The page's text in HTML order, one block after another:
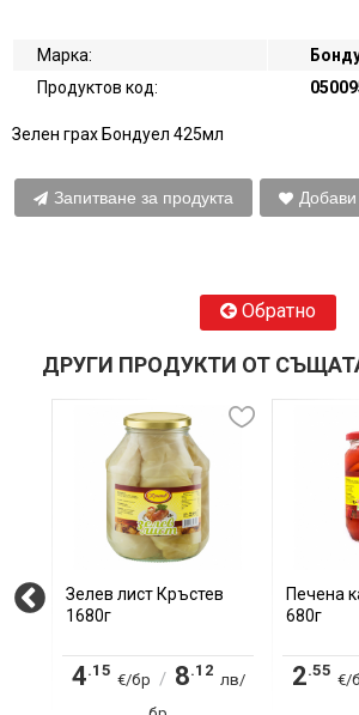
Марка:
Продуктов код:
Зелен грах Бондуел 425мл
Запитване за продукта
Обратно
ДРУГИ ПРОДУКТИ ОТ
Зелев лист Кръстев
1680г
4.15
€/бр / 8.12
лв/
Печена
680г
2.55
€/